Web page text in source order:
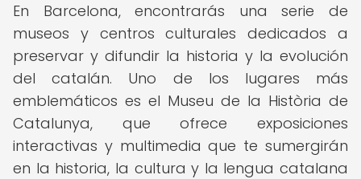
En Barcelona, encontrarás una serie de
museos y centros culturales dedicados a
preservar y difundir la historia y la evolución
del catalán. Uno de los lugares más
emblemáticos es el Museu de la Història de
Catalunya, que ofrece exposiciones
interactivas y multimedia que te sumergirán
en la historia, la cultura y la lengua catalana